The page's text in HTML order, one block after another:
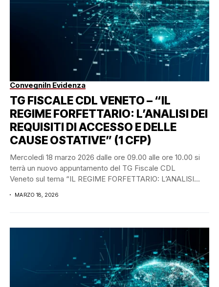
ConvegniIn Evidenza
TG FISCALE CDL VENETO – “IL
REGIME FORFETTARIO: L’ANALISI DEI
REQUISITI DI ACCESSO E DELLE
CAUSE OSTATIVE” (1 CFP)
Mercoledì 18 marzo 2026 dalle ore 09.00 alle ore 10.00 si
terrà un nuovo appuntamento del TG Fiscale CDL
Veneto sul tema “IL REGIME FORFETTARIO: L’ANALISI
MARZO 18, 2026